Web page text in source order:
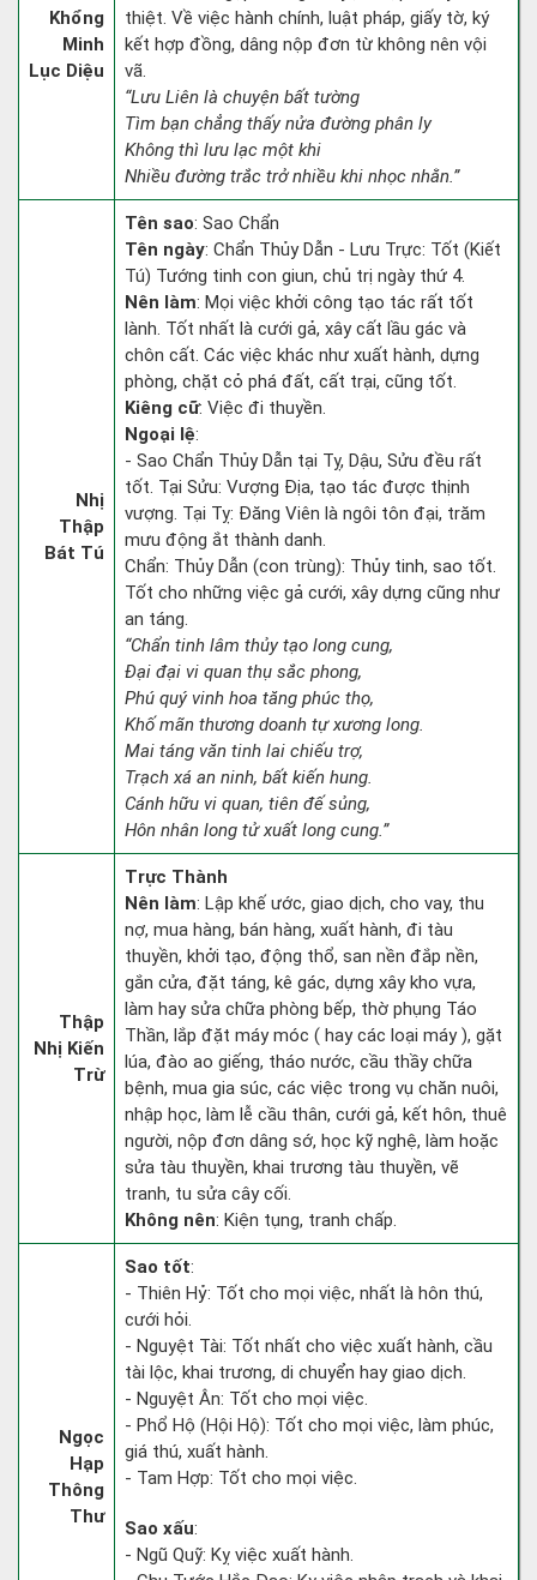
Khổng
Minh
Lục Diệu
thiệt. Về việc hành chính, luật pháp, giấy tờ, ký
kết hợp đồng, dâng nộp đơn từ không nên vội
vã.
“Lưu Liên là chuyện bất tường
Tìm bạn chẳng thấy nửa đường phân ly
Không thì lưu lạc một khi
Nhiều đường trắc trở nhiều khi nhọc nhằn.”
Nhị
Thập
Bát Tú
Tên sao: Sao Chẩn
Tên ngày: Chẩn Thủy Dẫn - Lưu Trực: Tốt (Kiết
Tú) Tướng tinh con giun, chủ trị ngày thứ 4.
Nên làm: Mọi việc khởi công tạo tác rất tốt
lành. Tốt nhất là cưới gả, xây cất lầu gác và
chôn cất. Các việc khác như xuất hành, dựng
phòng, chặt cỏ phá đất, cất trại, cũng tốt.
Kiêng cữ: Việc đi thuyền.
Ngoại lệ:
- Sao Chẩn Thủy Dẫn tại Tỵ, Dậu, Sửu đều rất
tốt. Tại Sửu: Vượng Địa, tạo tác được thịnh
vượng. Tại Tỵ: Đăng Viên là ngôi tôn đại, trăm
mưu động ắt thành danh.
Chẩn: Thủy Dẫn (con trùng): Thủy tinh, sao tốt.
Tốt cho những việc gả cưới, xây dựng cũng như
an táng.
“Chẩn tinh lâm thủy tạo long cung,
Đại đại vi quan thụ sắc phong,
Phú quý vinh hoa tăng phúc thọ,
Khố mãn thương doanh tự xương long.
Mai táng văn tinh lai chiếu trợ,
Trạch xá an ninh, bất kiến hung.
Cánh hữu vi quan, tiên đế sủng,
Hôn nhân long tử xuất long cung.”
Thập
Nhị Kiến
Trừ
Trực Thành
Nên làm: Lập khế ước, giao dịch, cho vay, thu
nợ, mua hàng, bán hàng, xuất hành, đi tàu
thuyền, khởi tạo, động thổ, san nền đắp nền,
gắn cửa, đặt táng, kê gác, dựng xây kho vựa,
làm hay sửa chữa phòng bếp, thờ phụng Táo
Thần, lắp đặt máy móc ( hay các loại máy ), gặt
lúa, đào ao giếng, tháo nước, cầu thầy chữa
bệnh, mua gia súc, các việc trong vụ chăn nuôi,
nhập học, làm lễ cầu thân, cưới gả, kết hôn, thuê
người, nộp đơn dâng sớ, học kỹ nghệ, làm hoặc
sửa tàu thuyền, khai trương tàu thuyền, vẽ
tranh, tu sửa cây cối.
Không nên: Kiện tụng, tranh chấp.
Ngọc
Hạp
Thông
Thư
Sao tốt:
- Thiên Hỷ: Tốt cho mọi việc, nhất là hôn thú,
cưới hỏi.
- Nguyệt Tài: Tốt nhất cho việc xuất hành, cầu
tài lộc, khai trương, di chuyển hay giao dịch.
- Nguyệt Ân: Tốt cho mọi việc.
- Phổ Hộ (Hội Hộ): Tốt cho mọi việc, làm phúc,
giá thú, xuất hành.
- Tam Hợp: Tốt cho mọi việc.
Sao xấu:
- Ngũ Quỹ: Kỵ việc xuất hành.